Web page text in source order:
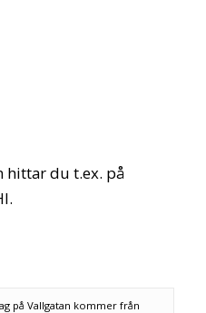
hittar du t.ex. på
på Vallgatan kommer från